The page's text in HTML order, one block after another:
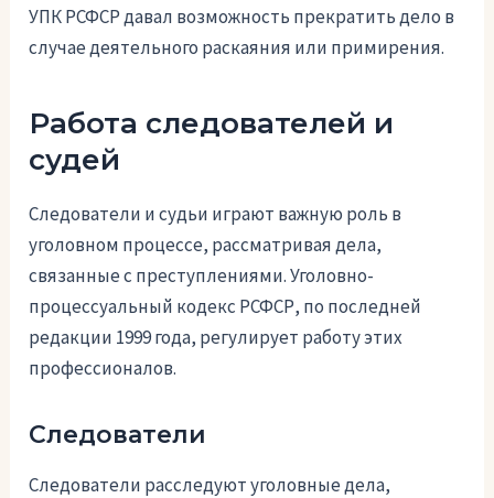
УПК РСФСР давал возможность прекратить дело в
случае деятельного раскаяния или примирения.
Работа следователей и
судей
Следователи и судьи играют важную роль в
уголовном процессе, рассматривая дела,
связанные с преступлениями. Уголовно-
процессуальный кодекс РСФСР, по последней
редакции 1999 года, регулирует работу этих
профессионалов.
Следователи
Следователи расследуют уголовные дела,